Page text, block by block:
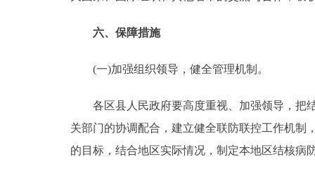
六、保障措施
(一)加强组织领导，健全管理机制。
各区县人民政府要高度重视、加强领导，把结
关部门的协调配合，建立健全联防联控工作机制
的目标，结合地区实际情况，制定本地区结核病